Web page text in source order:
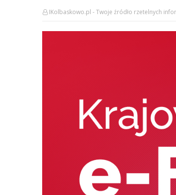
IKolbaskowo.pl - Twoje źródło rzetelnych